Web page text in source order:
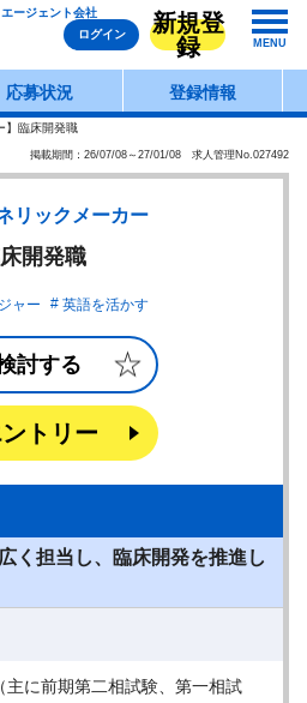
ージェント会社
ログイン
新規登
録
MENU
応募状況 登録情報
】臨床開発職
掲載期間：26/07/08～27/01/08 求人管理No.027492
リックメーカー
開発職
ャー 英語を活かす
討する
トリー
く担当し、臨床開発を推進し
主に前期第二相試験、第一相試